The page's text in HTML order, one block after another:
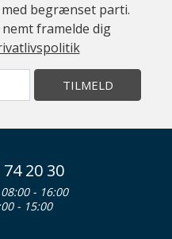
begrænset parti.
framelde dig
TILMELD
20 30
08:00 - 16:00
- 15:00